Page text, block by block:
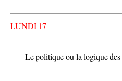
LUNDI 17
Le politique ou la logique des